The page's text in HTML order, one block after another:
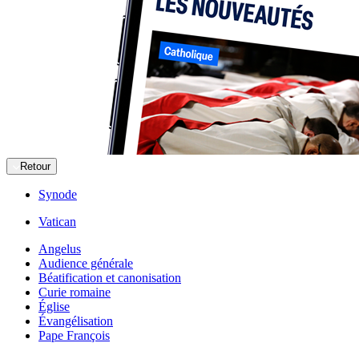
Retour
Synode
Vatican
Angelus
Audience générale
Béatification et canonisation
Curie romaine
Église
Évangélisation
Pape François